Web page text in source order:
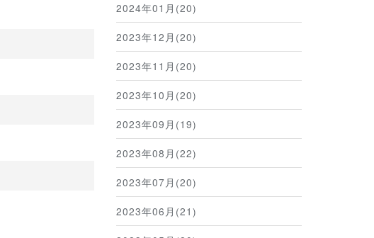
2024年01月(20)
2023年12月(20)
2023年11月(20)
2023年10月(20)
2023年09月(19)
2023年08月(22)
2023年07月(20)
2023年06月(21)